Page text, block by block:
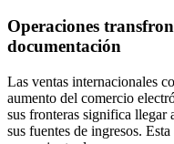
Operaciones
documentación
Las ventas internacionales
aumento del comercio
sus fronteras significa
sus fuentes de ingresos.